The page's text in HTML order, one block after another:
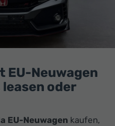
EU-Neuwagen
oder
EU-Neuwagen kaufen,